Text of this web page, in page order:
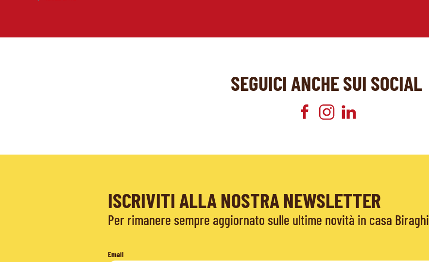
SEGUICI ANCHE SUI SOCIAL
ISCRIVITI ALLA NOSTRA NEWSLETTER
Per rimanere sempre aggiornato sulle ultime novità in casa Biraghi
Email